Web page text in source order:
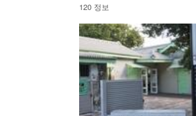
120 정보